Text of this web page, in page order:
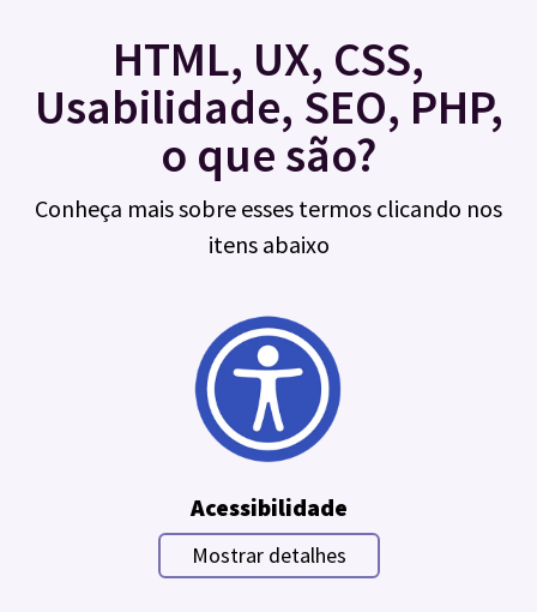
HTML, UX, CSS,
Usabilidade, SEO, PHP,
o que são?
Conheça mais sobre esses termos clicando nos
itens abaixo
Acessibilidade
Mostrar detalhes